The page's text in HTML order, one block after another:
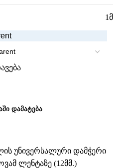
1მ
ᲓᲐᲛᲐᲢᲔᲑᲐ
უნივერსალური დამჭერი
ლენტაზე (12მმ.)